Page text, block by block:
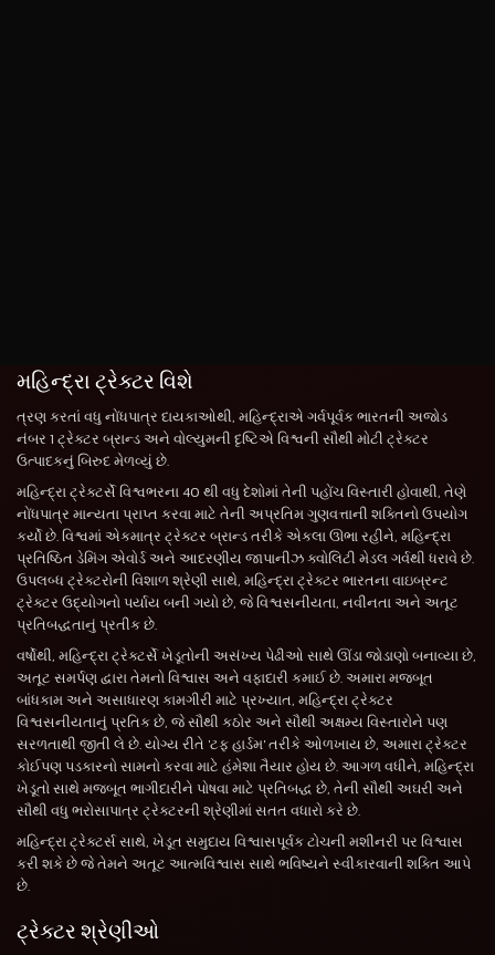
મહિન્દ્રા ટ્રેક્ટર વિશે
ત્રણ કરતાં વધુ નોંધપાત્ર દાયકાઓથી, મહિન્દ્રાએ ગર્વપૂર્વક ભારતની અજોડ
નંબર 1 ટ્રેક્ટર બ્રાન્ડ અને વોલ્યુમની દૃષ્ટિએ વિશ્વની સૌથી મોટી ટ્રેક્ટર
ઉત્પાદકનું બિરુદ મેળવ્યું છે.
મહિન્દ્રા ટ્રેક્ટર્સે વિશ્વભરના 40 થી વધુ દેશોમાં તેની પહોંચ વિસ્તારી હોવાથી, તેણે
નોંધપાત્ર માન્યતા પ્રાપ્ત કરવા માટે તેની અપ્રતિમ ગુણવત્તાની શક્તિનો ઉપયોગ
કર્યો છે. વિશ્વમાં એકમાત્ર ટ્રેક્ટર બ્રાન્ડ તરીકે એકલા ઊભા રહીને, મહિન્દ્રા
પ્રતિષ્ઠિત ડેમિંગ એવોર્ડ અને આદરણીય જાપાનીઝ ક્વોલિટી મેડલ ગર્વથી ધરાવે છે.
ઉપલબ્ધ ટ્રેક્ટરોની વિશાળ શ્રેણી સાથે, મહિન્દ્રા ટ્રેક્ટર ભારતના વાઇબ્રન્ટ
ટ્રેક્ટર ઉદ્યોગનો પર્યાય બની ગયો છે, જે વિશ્વસનીયતા, નવીનતા અને અતૂટ
પ્રતિબદ્ધતાનું પ્રતીક છે.
વર્ષોથી, મહિન્દ્રા ટ્રેક્ટર્સે ખેડૂતોની અસંખ્ય પેઢીઓ સાથે ઊંડા જોડાણો બનાવ્યા છે,
અતૂટ સમર્પણ દ્વારા તેમનો વિશ્વાસ અને વફાદારી કમાઈ છે. અમારા મજબૂત
બાંધકામ અને અસાધારણ કામગીરી માટે પ્રખ્યાત, મહિન્દ્રા ટ્રેક્ટર
વિશ્વસનીયતાનું પ્રતિક છે, જે સૌથી કઠોર અને સૌથી અક્ષમ્ય વિસ્તારોને પણ
સરળતાથી જીતી લે છે. યોગ્ય રીતે 'ટફ હાર્ડમ' તરીકે ઓળખાય છે, અમારા ટ્રેક્ટર
કોઈપણ પડકારનો સામનો કરવા માટે હંમેશા તૈયાર હોય છે. આગળ વધીને, મહિન્દ્રા
ખેડૂતો સાથે મજબૂત ભાગીદારીને પોષવા માટે પ્રતિબદ્ધ છે, તેની સૌથી અઘરી અને
સૌથી વધુ ભરોસાપાત્ર ટ્રેક્ટરની શ્રેણીમાં સતત વધારો કરે છે.
મહિન્દ્રા ટ્રેક્ટર્સ સાથે, ખેડૂત સમુદાય વિશ્વાસપૂર્વક ટોચની મશીનરી પર વિશ્વાસ
કરી શકે છે જે તેમને અતૂટ આત્મવિશ્વાસ સાથે ભવિષ્યને સ્વીકારવાની શક્તિ આપે
છે.
ટ્રેક્ટર શ્રેણીઓ